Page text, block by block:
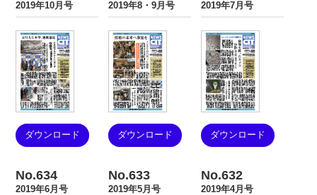
2019年10月号
ダウンロード
2019年8・9月号
ダウンロード
2019年7月号
ダウンロード
No.634
2019年6月号
No.633
2019年5月号
No.632
2019年4月号